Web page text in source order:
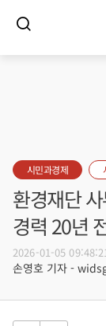
시민과경제
환경재단
경력 20년
2026-01-05
손영호 기자 -